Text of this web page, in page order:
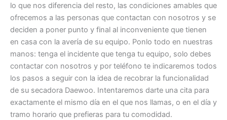
lo que nos diferencia del resto, las condiciones amables que
ofrecemos a las personas que contactan con nosotros y se
deciden a poner punto y final al inconveniente que tienen
en casa con la avería de su equipo. Ponlo todo en nuestras
manos: tenga el incidente que tenga tu equipo, solo debes
contactar con nosotros y por teléfono te indicaremos todos
los pasos a seguir con la idea de recobrar la funcionalidad
de su secadora Daewoo. Intentaremos darte una cita para
exactamente el mismo día en el que nos llamas, o en el día y
tramo horario que prefieras para tu comodidad.